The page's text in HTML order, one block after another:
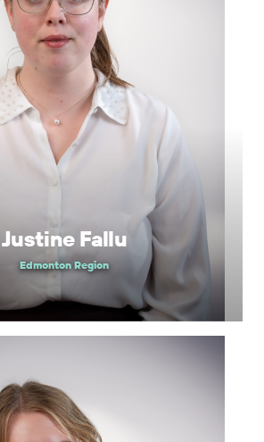
Justine Fallu
Edmonton Region